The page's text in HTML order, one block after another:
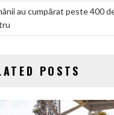
au cumpărat peste 400
POSTS